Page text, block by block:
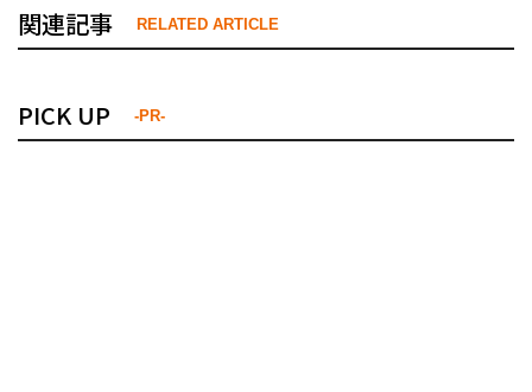
関連記事 RELATED ARTICLE
PICK UP -PR-